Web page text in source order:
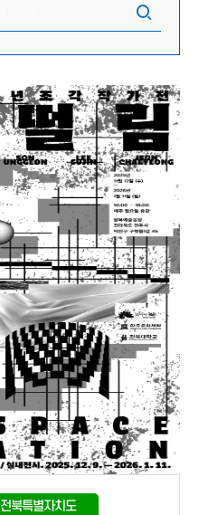
전북특별자치도